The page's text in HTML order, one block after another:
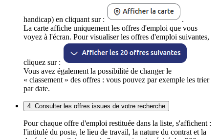
handicap) en cliquant sur :
.
La carte affiche uniquement les offres d'emploi que vous
voyez à l'écran. Pour visualiser les offres d'emploi suivantes,
cliquez sur :
Vous avez également la possibilité de changer le
« classement » des offres : vous pouvez par exemple les trier
par date.
4. Consulter les offres issues de votre recherche
Pour chaque offre d'emploi restituée dans la liste, s'affichent :
l'intitulé du poste, le lieu de travail, la nature du contrat et la